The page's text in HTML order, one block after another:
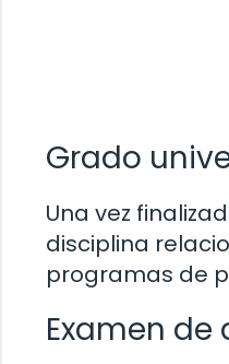
Grado
Una vez
disciplina
programas de
Examen